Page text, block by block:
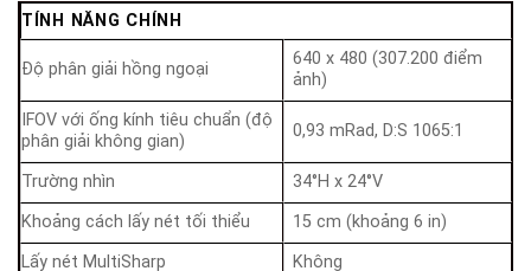
TÍNH NĂNG CHÍNH
Độ phân giải hồng ngoại
640 x 480 (307.200 điểm
ảnh)
IFOV với ống kính tiêu chuẩn (độ
phân giải không gian)
0,93 mRad, D:S 1065:1
Trường nhìn
34°H x 24°V
Khoảng cách lấy nét tối thiểu
15 cm (khoảng 6 in)
Lấy nét MultiSharp
Không